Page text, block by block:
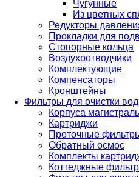
Чугунные
Из цветных
Редукторы
Прокладки для
Стопорные кольца
Воздухоотводчики
Комплектующие
Компенсаторы
Кронштейны
Фильтры для очистки
Корпуса
Картриджи
Проточные
Обратный осмос
Комплекты
Коттеджные